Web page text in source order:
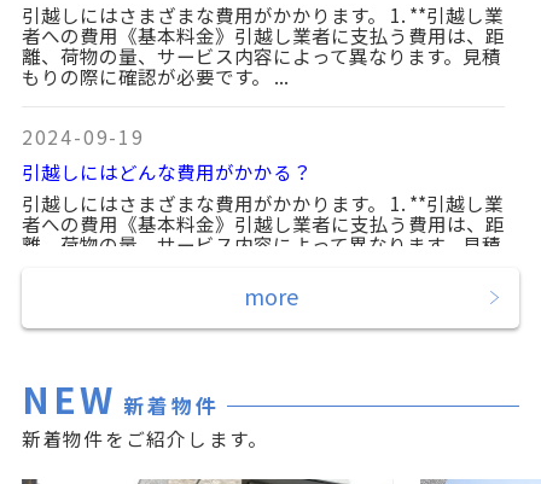
引越しにはさまざまな費用がかかります。 1. **引越し業
者への費用《基本料金》引越し業者に支払う費用は、距
離、荷物の量、サービス内容によって異なります。見積
もりの際に確認が必要です。 ...
2024-09-19
引越しにはどんな費用がかかる？
引越しにはさまざまな費用がかかります。 1. **引越し業
者への費用《基本料金》引越し業者に支払う費用は、距
離、荷物の量、サービス内容によって異なります。見積
2024-09-19
引越しにはさまざまな費用がかかります。 1. **引越し業
者への費用《基本料金》引越し業者に支払う費用は、距
離、荷物の量、サービス内容によって異なります。見積
もりの際に確認が必要です。 ...
more
NEW 新着物件
新着物件をご紹介します。